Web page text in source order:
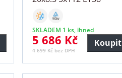
SKLADEM 1 ks, ihned
5 686 Kč
4 699 Kč bez DPH
Koupit